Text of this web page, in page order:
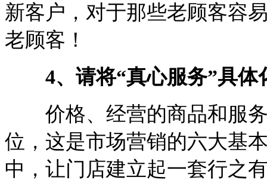
新客户，对于那些老顾客容
老顾客！
4、请将“真心服务”具体
价格、经营的商品和服务
位，这是市场营销的六大基
中，让门店建立起一套行之